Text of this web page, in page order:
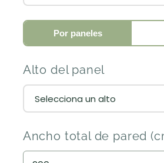
Por paneles
Alto del panel
Ancho total de pared